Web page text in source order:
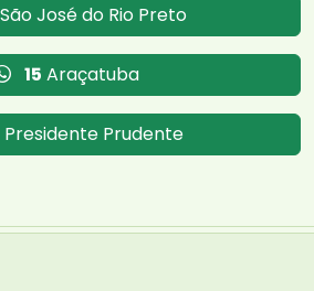
São José do Rio Preto
15 Araçatuba
Presidente Prudente